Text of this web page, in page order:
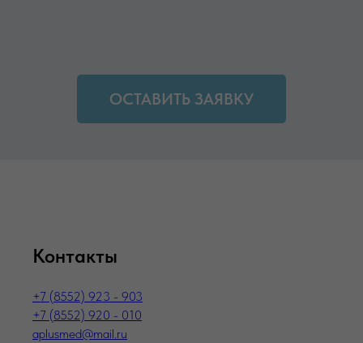
ОСТАВИТЬ ЗАЯВКУ
Контакты
+7 (8552) 923 - 903
+7 (8552) 920 - 010
aplusmed@mail.ru